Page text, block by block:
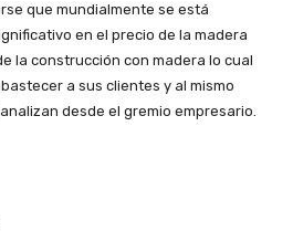
que mundialmente se está
en el precio de la madera
la construcción con madera lo cual
a sus clientes y al mismo
desde el gremio empresario.